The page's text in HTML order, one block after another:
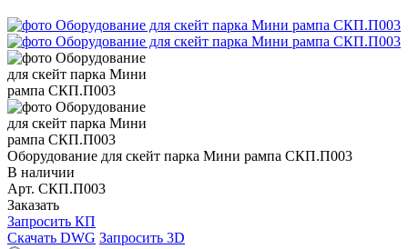
Оборудование для скейт парка Мини рампа СКП.П003
В наличии
Арт. СКП.П003
Заказать
Запросить КП
Скачать DWG Запросить 3D